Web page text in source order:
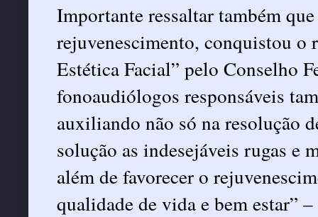
Importante ressaltar também
rejuvenescimento, conquistou o
Estética Facial” pelo Conselho
fonoaudiólogos responsáveis
auxiliando não só na resolução
solução as indesejáveis rugas e
além de favorecer o
qualidade de vida e bem estar”